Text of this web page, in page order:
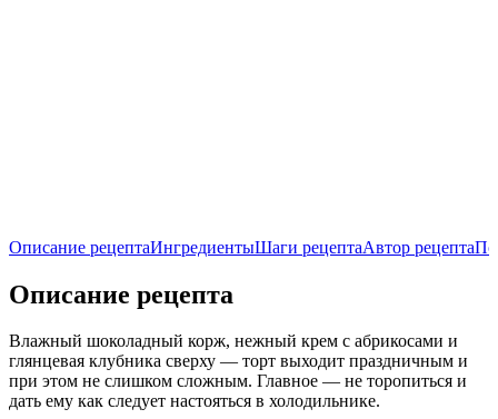
Описание рецептаИнгредиентыШаги рецептаАвтор рецепта
Описание рецепта
Влажный шоколадный корж, нежный крем с абрикосами и
глянцевая клубника сверху — торт выходит праздничным и
при этом не слишком сложным. Главное — не торопиться и
дать ему как следует настояться в холодильнике.